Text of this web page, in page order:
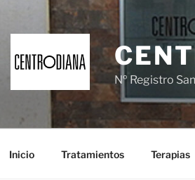
Nº Registro
Inicio Tratamientos Terapias